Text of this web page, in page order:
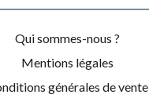
Qui sommes-nous ?
Mentions légales
générales de vente